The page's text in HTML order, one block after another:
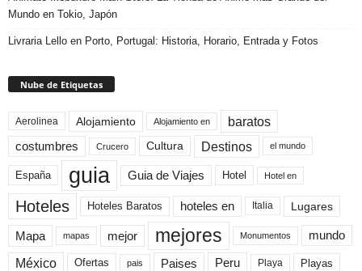
Mundo en Tokio, Japón
Livraria Lello en Porto, Portugal: Historia, Horario, Entrada y Fotos
Nube de Etiquetas
Aerolinea Alojamiento Alojamiento en baratos
costumbres Crucero Cultura Destinos el mundo
España guia Guia de Viajes Hotel Hotel en
Hoteles Hoteles Baratos hoteles en Italia Lugares
Mapa mapas mejor mejores Monumentos mundo
México Ofertas pais Paises Peru Playa Playas